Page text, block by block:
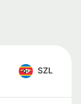
SZL